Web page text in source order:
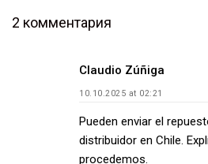
Навигация
2 комментария
Claudio Zúñiga
10.10.2025 at 02:21
Pueden enviar el
distribuidor en Chile.
procedemos.